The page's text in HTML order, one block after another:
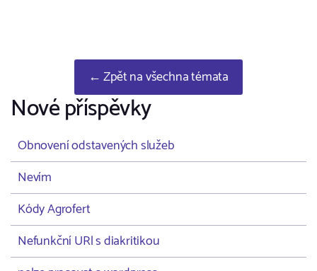
← Zpět na všechna témata
Nové příspěvky
Obnovení odstavených služeb
Nevím
Kódy Agrofert
Nefunkční URl s diakritikou